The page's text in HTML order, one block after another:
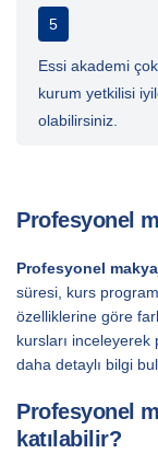
5
Essi akademi
kurum yetkilisi
olabilirsiniz.
Profesyonel
Profesyonel
süresi, kurs
özelliklerine göre
kursları inceleyerek
daha detaylı bilgi
Profesyonel
katılabilir?